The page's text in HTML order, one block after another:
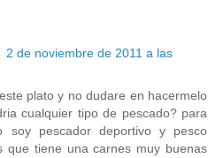
2 de noviembre de 2011 a las
plato y no dudare en hacermelo
cualquier tipo de pescado? para
soy pescador deportivo y pesco
que tiene una carnes muy buenas